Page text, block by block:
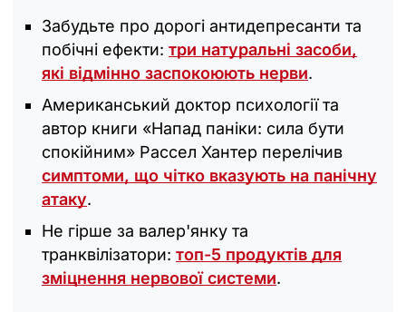
Забудьте про дорогі антидепресанти та
побічні ефекти: три натуральні засоби,
які відмінно заспокоюють нерви.
Американський доктор психології та
автор книги «Напад паніки: сила бути
спокійним» Рассел Хантер перелічив
симптоми, що чітко вказують на панічну
атаку.
Не гірше за валер'янку та
транквілізатори: топ-5 продуктів для
зміцнення нервової системи.